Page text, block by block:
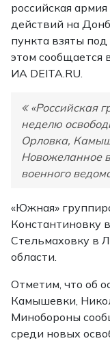
российская
действий на
пункта взяты
этом сообщается
ИА DEITA.RU.
«Российская
неделю
Орловка,
Новожеланное
военного
«Южная»
Константиновку
Стельмаховку в
области.
Отметим, что об
Камышевки,
Минобороны
среди новых